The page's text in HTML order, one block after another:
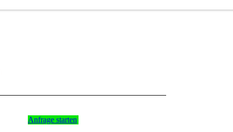
Anfrage starten